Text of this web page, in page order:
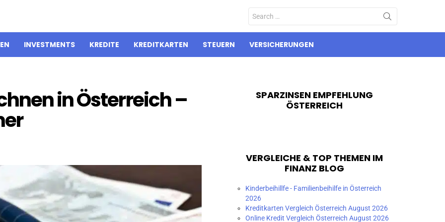
Search
for:
INVESTMENTS KREDITE KREDITKARTEN STEUERN VERSICHERUNGEN
in Österreich –
SPARZINSEN EMPFEHLUNG
ÖSTERREICH
VERGLEICHE & TOP THEMEN IM
FINANZ BLOG
Kinderbeihillfe - Familienbeihilfe in Österreich
2026
Kreditkarten Vergleich Österreich August 2026
Online Kredit Vergleich Österreich August 2026